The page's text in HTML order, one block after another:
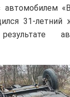
автомобилем
31-летний